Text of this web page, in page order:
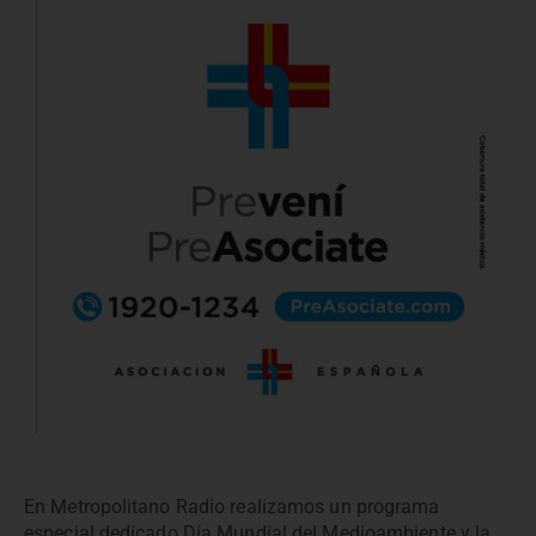
En Metropolitano Radio realizamos un programa